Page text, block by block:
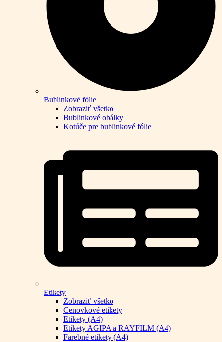
Bublinkové fólie
Zobraziť všetko
Bublinkové obálky
Kotúče pre bublinkové fólie
Etikety
Zobraziť všetko
Cenovkové etikety
Etikety (A4)
Etikety AGIPA a RAYFILM (A4)
Farebné etikety (A4)